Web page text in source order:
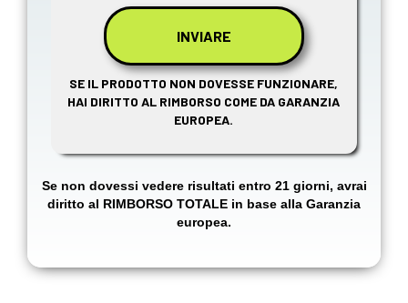
SE IL PRODOTTO NON DOVESSE FUNZIONARE,
HAI DIRITTO AL RIMBORSO COME DA GARANZIA
EUROPEA.
Se non dovessi vedere risultati entro 21 giorni, avrai
diritto al RIMBORSO TOTALE in base alla Garanzia
europea.